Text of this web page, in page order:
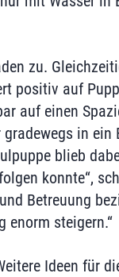
zu.
positiv auf
auf einen
in ein
blieb
konnte“,
Betreuung
enorm steigern.“
Ideen für